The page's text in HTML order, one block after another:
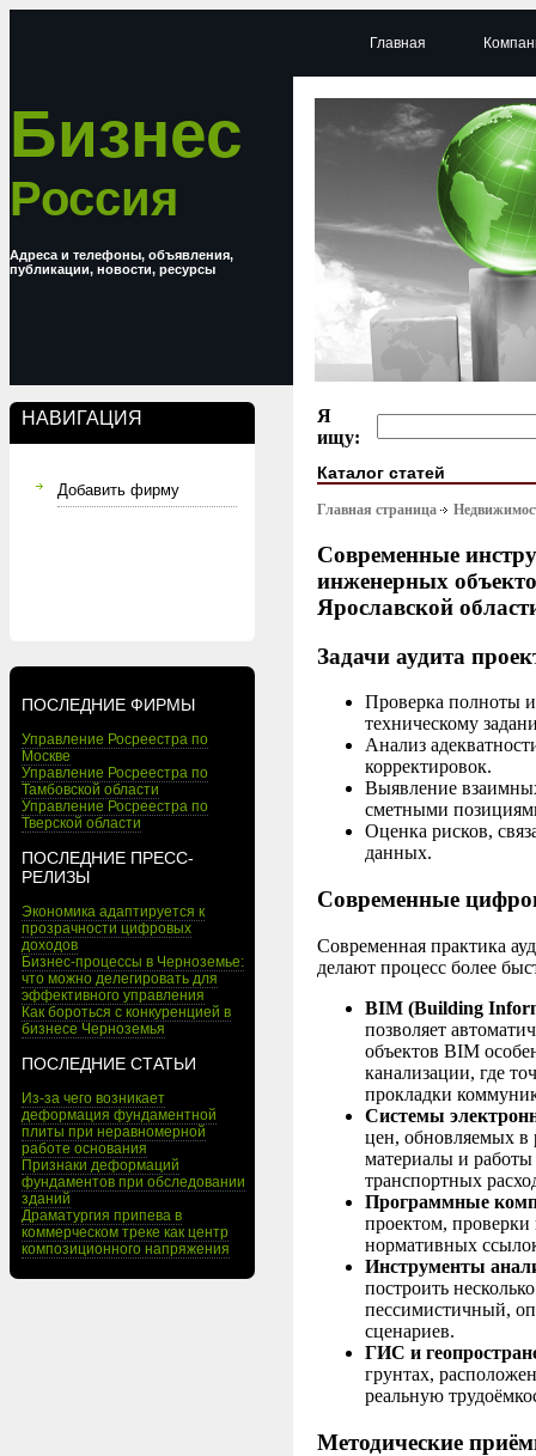
Бизнес
Россия
Адреса и телефоны, объявления,
публикации, новости, ресурсы
НАВИГАЦИЯ
Добавить фирму
ПОСЛЕДНИЕ ФИРМЫ
Управление Росреестра по
Москве
Управление Росреестра по
Тамбовской области
Управление Росреестра по
Тверской области
ПОСЛЕДНИЕ ПРЕСС-
РЕЛИЗЫ
Экономика адаптируется к
прозрачности цифровых
доходов
Бизнес-процессы в Черноземье:
что можно делегировать для
эффективного управления
Как бороться с конкуренцией в
бизнесе Черноземья
ПОСЛЕДНИЕ СТАТЬИ
Из-за чего возникает
деформация фундаментной
плиты при неравномерной
работе основания
Признаки деформаций
фундаментов при обследовании
зданий
Драматургия припева в
коммерческом треке как центр
композиционного напряжения
Главная
Я
ищу:
Каталог статей
Главная страница
Современные
инженерных
Ярославской
Задачи аудита
Проверка полноты
техническому
Анализ
корректировок.
Выявление
сметными
Оценка рисков,
данных.
Современные
Современная практика
делают процесс более
BIM (Building
позволяет
объектов BIM
канализации, где
прокладки
Системы
цен, обновляемых в
материалы и работы
транспортных
Программные
проектом,
нормативных
Инструменты
построить
пессимистичный,
сценариев.
ГИС и
грунтах,
реальную
Методические